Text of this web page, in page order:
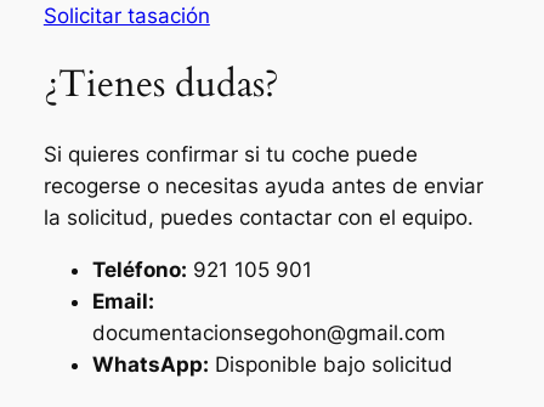
Solicitar tasación
¿Tienes dudas?
Si quieres confirmar si tu coche puede
recogerse o necesitas ayuda antes de enviar
la solicitud, puedes contactar con el equipo.
Teléfono: 921 105 901
Email:
documentacionsegohon@gmail.com
WhatsApp: Disponible bajo solicitud